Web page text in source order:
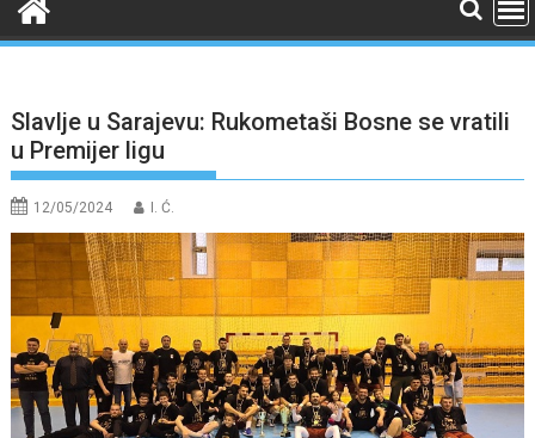
Slavlje u Sarajevu: Rukometaši Bosne se vratili
u Premijer ligu
12/05/2024 I. Ć.